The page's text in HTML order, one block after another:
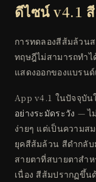
ดีไซน์ v4.1
การทดลองสีส้มล้วน
ทฤษฎีไม่สามารถทำ
แสดงออกของแบรน
App v4.1 ในปัจจุบั
อย่างระมัดระวัง — ไ
ง่ายๆ แต่เป็นความส
ยุคสีส้มล้วน สีดำกลั
สายตาที่สบายตาสำ
เนื่อง สีส้มปรากฏขึ้